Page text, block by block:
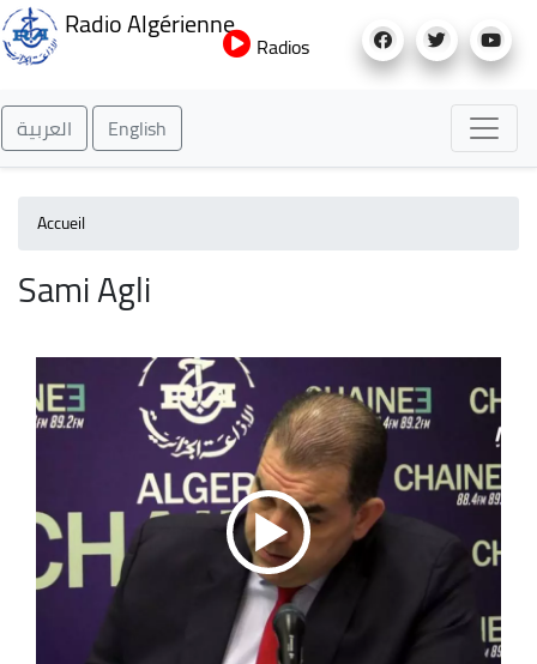
au
Radio Algérienne
Radios
العربية English
Accueil
Sami Agli